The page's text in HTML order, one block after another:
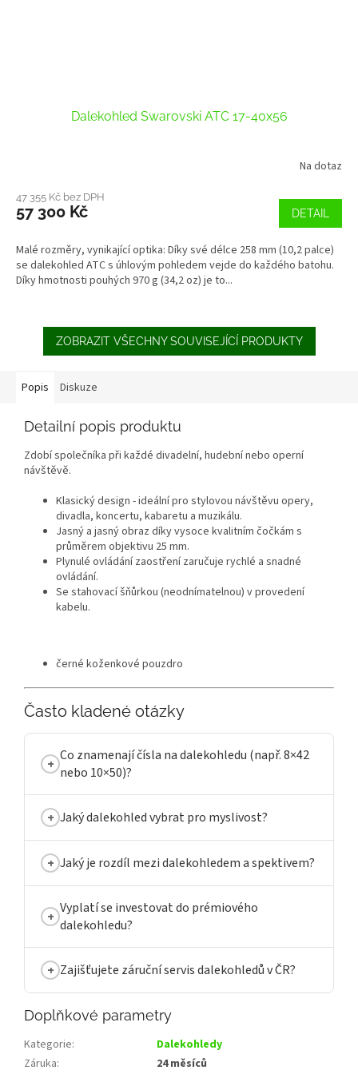
Dalekohled Swarovski ATC 17-40x56
Na dotaz
47 355 Kč bez DPH
57 300 Kč DETAIL
Malé rozměry, vynikající optika: Díky své délce 258 mm (10,2 palce)
se dalekohled ATC s úhlovým pohledem vejde do každého batohu.
Díky hmotnosti pouhých 970 g (34,2 oz) je to...
ZOBRAZIT VŠECHNY SOUVISEJÍCÍ PRODUKTY
Popis Diskuze
Detailní popis produktu
Zdobí společníka při každé divadelní, hudební nebo operní
návštěvě.
Klasický design - ideální pro stylovou návštěvu opery,
divadla, koncertu, kabaretu a muzikálu.
Jasný a jasný obraz díky vysoce kvalitním čočkám s
průměrem objektivu 25 mm.
Plynulé ovládání zaostření zaručuje rychlé a snadné
ovládání.
Se stahovací šňůrkou (neodnímatelnou) v provedení
kabelu.
černé koženkové pouzdro
Často kladené otázky
Co znamenají čísla na dalekohledu (např. 8×42
nebo 10×50)?
Jaký dalekohled vybrat pro myslivost?
Jaký je rozdíl mezi dalekohledem a spektivem?
Vyplatí se investovat do prémiového
dalekohledu?
Zajišťujete záruční servis dalekohledů v ČR?
Doplňkové parametry
Kategorie:
Dalekohledy
Záruka:
24 měsíců